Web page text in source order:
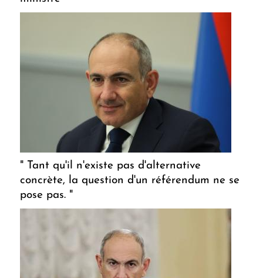
" Tant qu'il n'existe pas d'alternative
concrète, la question d'un référendum ne se
pose pas. "